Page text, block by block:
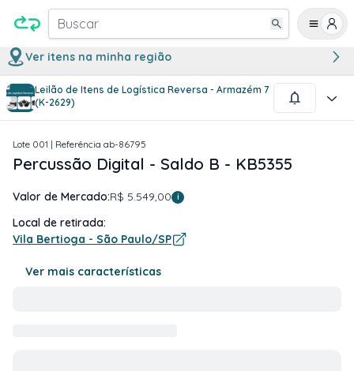
Buscar
Ver itens na minha região
Leilão de Itens de Logística Reversa - Armazém 7
(K-2629)
1/4
Lote 001 | Referência ab-86795
Percussão Digital - Saldo B - KB5355
Valor de Mercado:R$ 5.549,00 i
Local de retirada:
Vila Bertioga - São Paulo/SP
Ver mais características